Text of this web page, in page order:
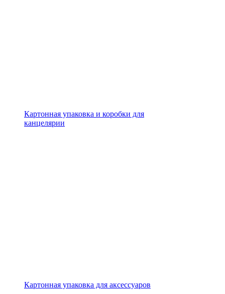
Картонная упаковка и коробки для
канцелярии
Картонная упаковка для аксессуаров